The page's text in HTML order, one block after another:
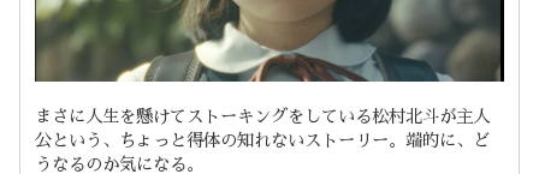
まさに人生を懸けてストーキングをしている松村北斗が主人
公という、ちょっと得体の知れないストーリー。端的に、ど
うなるのか気になる。